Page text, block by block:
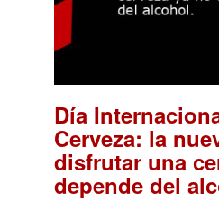
Día
Cerveza: la
disfrutar una
depende del